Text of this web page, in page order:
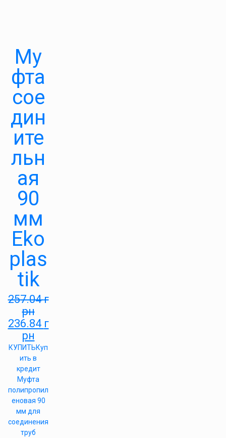
Му
фта
сое
дин
ите
льн
ая
90
мм
Eko
plas
tik
257.04г
рн
236.84 г
рн
КУПИТЬКуп
ить в
кредит
Муфта
полипропил
еновая 90
мм для
соединения
труб